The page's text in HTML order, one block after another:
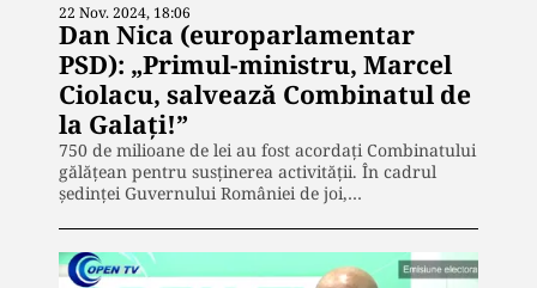
22 Nov. 2024, 18:06
Dan Nica (europarlamentar
PSD): „Primul-ministru, Marcel
Ciolacu, salvează Combinatul de
la Galați!”
750 de milioane de lei au fost acordați Combinatului
gălățean pentru susținerea activității. În cadrul
ședinței Guvernului României de joi,…